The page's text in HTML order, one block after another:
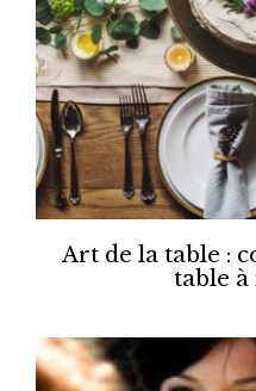
Art de la table :
table à